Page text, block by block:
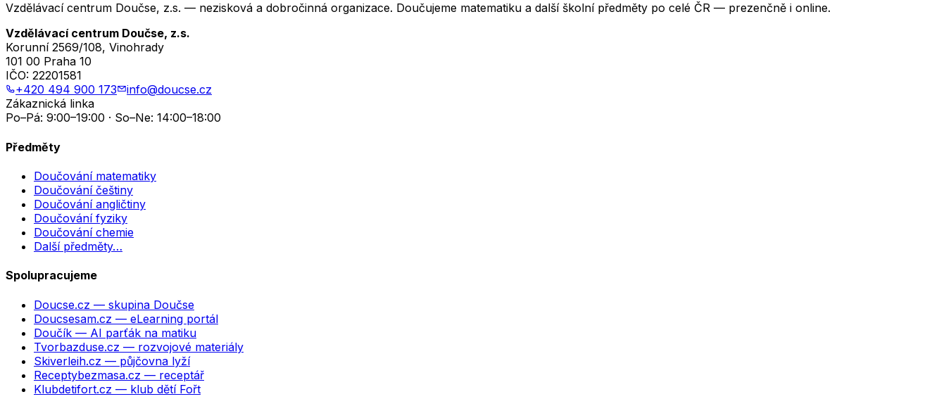
Vzdělávací centrum Doučse, z.s. — nezisková a dobročinná organizace. Doučujeme matematiku a další školní předměty po celé ČR — prezenčně i online.
Vzdělávací centrum Doučse, z.s.
Korunní 2569/108, Vinohrady
101 00 Praha 10
IČO: 22201581
+420 494 900 173
info@doucse.cz
Zákaznická linka
Po–Pá: 9:00–19:00 · So–Ne: 14:00–18:00
Předměty
Doučování matematiky
Doučování češtiny
Doučování angličtiny
Doučování fyziky
Doučování chemie
Další předměty…
Spolupracujeme
Doucse.cz — skupina Doučse
Doucsesam.cz — eLearning portál
Doučík — AI parťák na matiku
Tvorbazduse.cz — rozvojové materiály
Skiverleih.cz — půjčovna lyží
Receptybezmasa.cz — receptář
Klubdetifort.cz — klub dětí Fořt